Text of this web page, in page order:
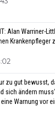
Alan Warriner-
Krankenpfleger
zu gut bewusst,
sich ändern
Warnung vor